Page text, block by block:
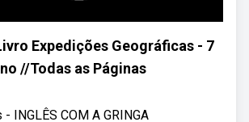
Expedições Geográficas - 7
//Todas as Páginas
INGLÊS COM A GRINGA